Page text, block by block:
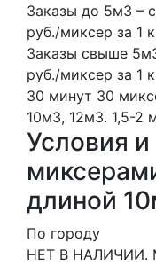
Заказы до 5м3 –
руб./миксер за 1
Заказы свыше
руб./миксер за 1
30 минут 30
10м3, 12м3. 1,5-2
Условия
длиной
По городу
НЕТ В НАЛИЧИИ.